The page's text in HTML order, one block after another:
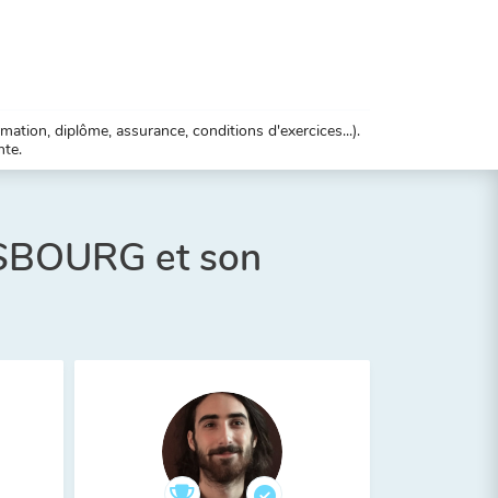
diplôme, assurance, conditions d'exercices...).
et son